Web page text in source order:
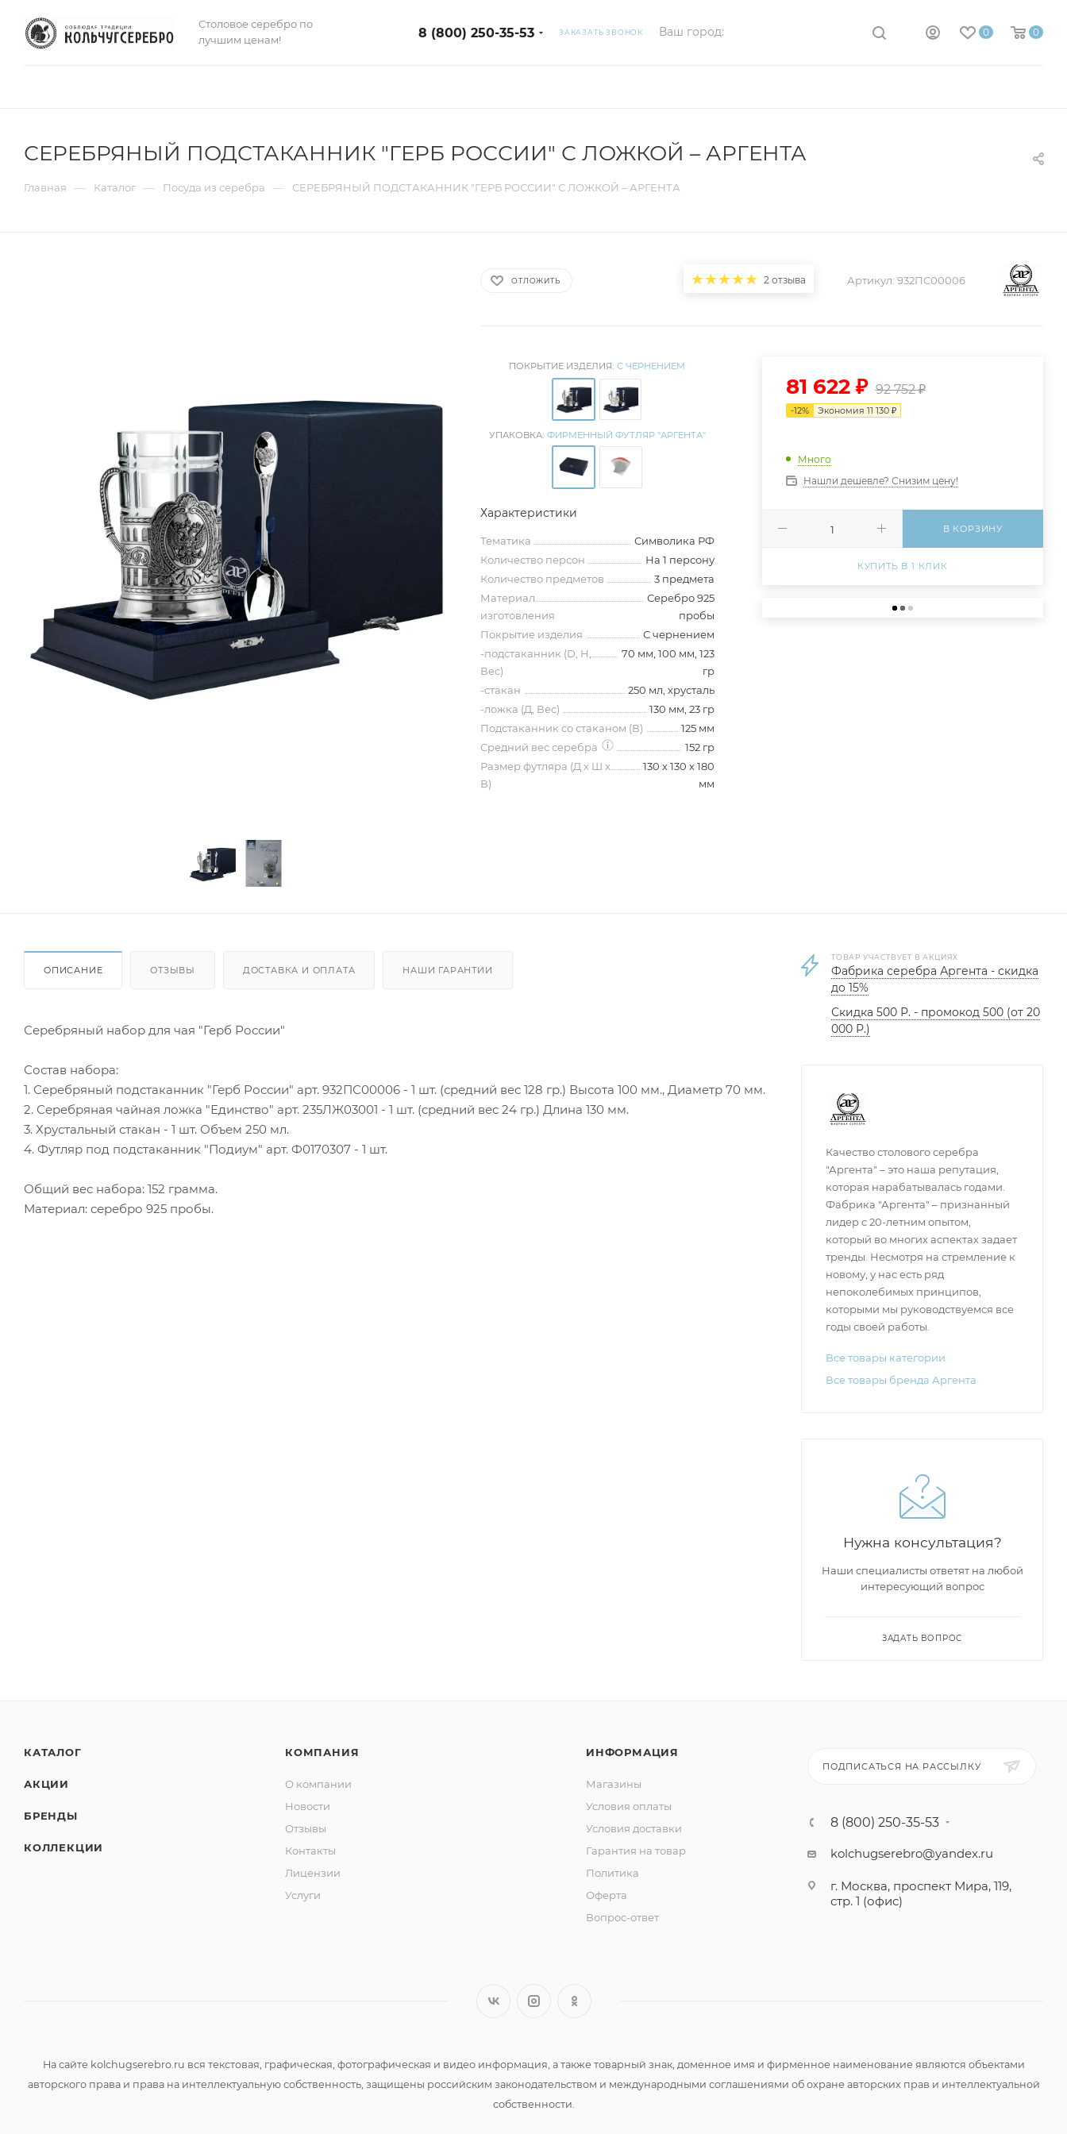
Столовое серебро по
лучшим ценам!
8 (800) 250-35-53 ЗАКАЗАТЬ ЗВОНОК Ваш город: 0 0
СЕРЕБРЯНЫЙ ПОДСТАКАННИК "ГЕРБ РОССИИ" С ЛОЖКОЙ – АРГЕНТА
Главная — Каталог — Посуда из серебра — СЕРЕБРЯНЫЙ ПОДСТАКАННИК "ГЕРБ РОССИИ" С ЛОЖКОЙ – АРГЕНТА
ОТЛОЖИТЬ 2 отзыва Артикул: 932ПС00006
ПОКРЫТИЕ ИЗДЕЛИЯ: С ЧЕРНЕНИЕМ
УПАКОВКА: ФИРМЕННЫЙ ФУТЛЯР "АРГЕНТА"
Характеристики
Тематика
Символика РФ
Количество персон
На 1 персону
Количество предметов
3 предмета
Материал
изготовления
Серебро 925
пробы
Покрытие изделия
С чернением
-подстаканник (D, H,
Вес)
70 мм, 100 мм, 123
гр
-стакан
250 мл, хрусталь
-ложка (Д, Вес)
130 мм, 23 гр
Подстаканник со стаканом (В)
125 мм
Средний вес серебра
152 гр
Размер футляра (Д х Ш х
В)
130 х 130 х 180
мм
81 622₽ 92 752₽
-12% Экономия 11 130₽
Много
Нашли дешевле? Снизим цену!
В КОРЗИНУ
КУПИТЬ В 1 КЛИК
ОПИСАНИЕ ОТЗЫВЫ ДОСТАВКА И ОПЛАТА НАШИ ГАРАНТИИ
Серебряный набор для чая "Герб России"
Состав набора:
1. Серебряный подстаканник "Герб России" арт. 932ПС00006 - 1 шт. (средний вес 128 гр.) Высота 100 мм., Диаметр 70 мм.
2. Серебряная чайная ложка "Единство" арт. 235ЛЖ03001 - 1 шт. (средний вес 24 гр.) Длина 130 мм.
3. Хрустальный стакан - 1 шт. Объем 250 мл.
4. Футляр под подстаканник "Подиум" арт. Ф0170307 - 1 шт.
Общий вес набора: 152 грамма.
Материал: серебро 925 пробы.
ТОВАР УЧАСТВУЕТ В АКЦИЯХ
Фабрика серебра Аргента - скидка
до 15%
Скидка 500 Р. - промокод 500 (от 20
000 Р.)
Качество столового серебра
"Аргента" – это наша репутация,
которая нарабатывалась годами.
Фабрика "Аргента" – признанный
лидер с 20-летним опытом,
который во многих аспектах задает
тренды. Несмотря на стремление к
новому, у нас есть ряд
непоколебимых принципов,
которыми мы руководствуемся все
годы своей работы.
Все товары категории
Все товары бренда Аргента
Нужна консультация?
Наши специалисты ответят на любой
интересующий вопрос
ЗАДАТЬ ВОПРОС
КАТАЛОГ
АКЦИИ
БРЕНДЫ
КОЛЛЕКЦИИ
КОМПАНИЯ
О компании
Новости
Отзывы
Контакты
Лицензии
Услуги
ИНФОРМАЦИЯ
Магазины
Условия оплаты
Условия доставки
Гарантия на товар
Политика
Оферта
Вопрос-ответ
ПОДПИСАТЬСЯ НА РАССЫЛКУ
8 (800) 250-35-53
kolchugserebro@yandex.ru
г. Москва, проспект Мира, 119,
стр. 1 (офис)
На сайте kolchugserebro.ru вся текстовая, графическая, фотографическая и видео информация, а также товарный знак, доменное имя и фирменное наименование являются объектами
авторского права и права на интеллектуальную собственность, защищены российским законодательством и международными соглашениями об охране авторских прав и интеллектуальной
собственности.